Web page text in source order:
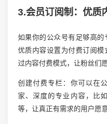
3.会员订阅制：优质
如果你的公众号有足够高
优质内容设置为付费订阅
过内容付费模式，让粉丝们
创建付费专栏：你可以在
家、深度的专业内容，比
等，让真正有需求的用户愿